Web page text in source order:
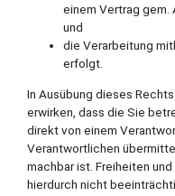
einem Vertrag gem.
und
die Verarbeitung
erfolgt.
In Ausübung dieses
erwirken, dass die Sie
direkt von einem
Verantwortlichen
machbar ist. Freiheiten
hierdurch nicht